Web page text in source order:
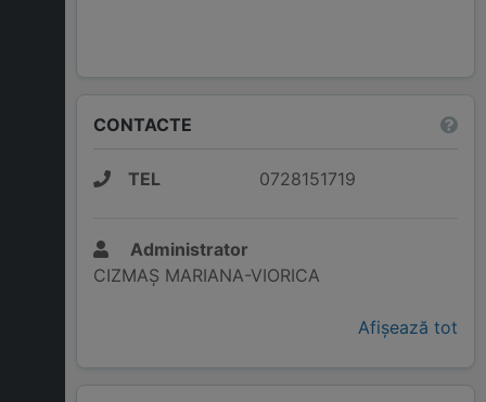
CONTACTE
TEL 0728151719
Administrator
CIZMAȘ MARIANA-VIORICA
Afișează tot